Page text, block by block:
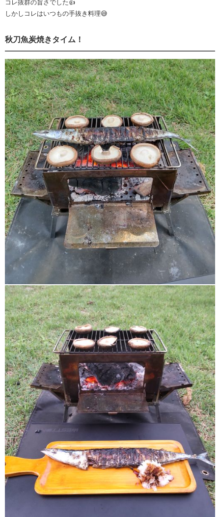
コレ抜群の旨さでした👍
しかしコレはいつもの手抜き料理😅
秋刀魚炭焼きタイム！